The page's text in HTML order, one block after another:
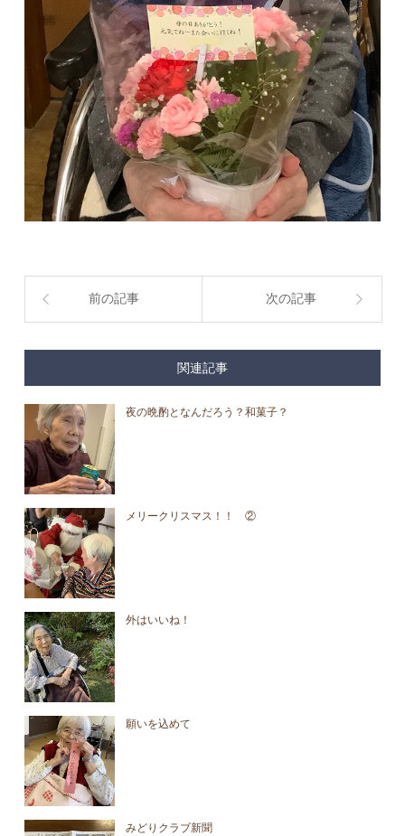
前の記事 次の記事
関連記事
夜の晩酌となんだろう？和菓子？
メリークリスマス！！ ②
外はいいね！
願いを込めて
みどりクラブ新聞